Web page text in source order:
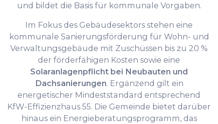
und bildet die Basis für kommunale Vorgaben.
Im Fokus des Gebäudesektors stehen eine
kommunale Sanierungsförderung für Wohn- und
Verwaltungsgebäude mit Zuschüssen bis zu 20 %
der förderfähigen Kosten sowie eine
Solaranlagenpflicht bei Neubauten und
Dachsanierungen. Ergänzend gilt ein
energetischer Mindeststandard entsprechend
KfW-Effizienzhaus 55. Die Gemeinde bietet darüber
hinaus ein Energieberatungsprogramm, das